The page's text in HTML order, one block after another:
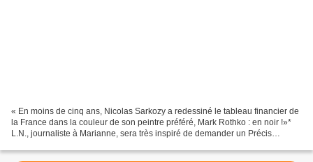
« En moins de cinq ans, Nicolas Sarkozy a redessiné le tableau financier de
la France dans la couleur de son peintre préféré, Mark Rothko : en noir !»*
L.N., journaliste à Marianne, sera très inspiré de demander un Précis